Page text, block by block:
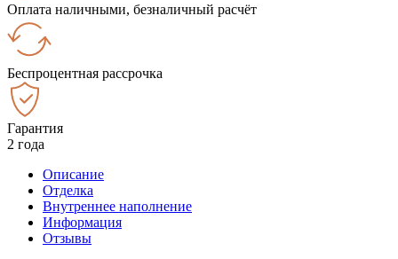
Оплата наличными, безналичный расчёт
Беспроцентная рассрочка
Гарантия
2 года
Описание
Отделка
Внутреннее наполнение
Информация
Отзывы